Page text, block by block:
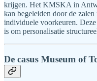
krijgen. Het KMSKA in
kan begeleiden door de
individuele voorkeuren.
is om personalisatie
De casus Museum of